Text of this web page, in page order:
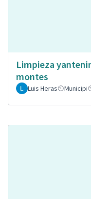
Limpieza
montes
Luis Heras Municipi